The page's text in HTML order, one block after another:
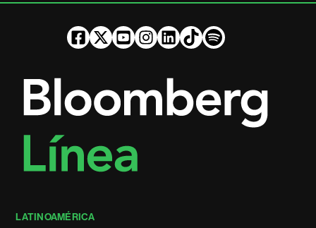
LATINOAMÉRICA